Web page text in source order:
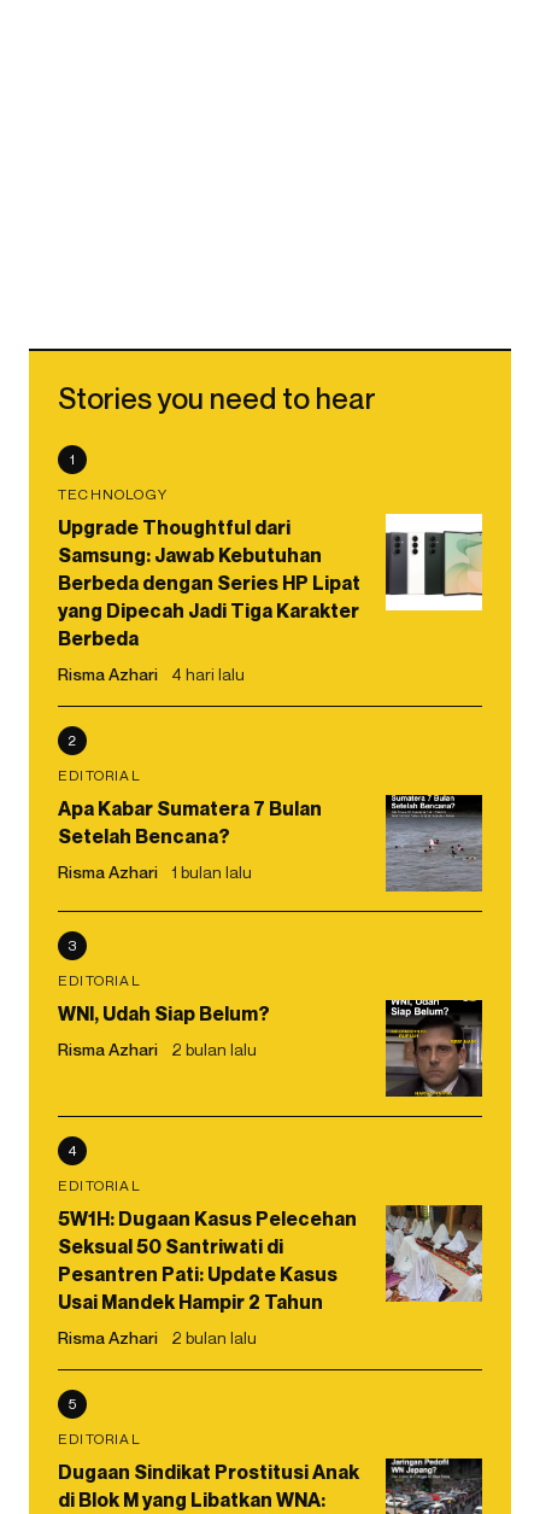
Stories you need to hear
1
TECHNOLOGY
Upgrade Thoughtful dari
Samsung: Jawab Kebutuhan
Berbeda dengan Series HP Lipat
yang Dipecah Jadi Tiga Karakter
Berbeda
Risma Azhari 4 hari lalu
2
EDITORIAL
Apa Kabar Sumatera 7 Bulan
Setelah Bencana?
Risma Azhari 1 bulan lalu
3
EDITORIAL
WNI, Udah Siap Belum?
Risma Azhari 2 bulan lalu
4
EDITORIAL
5W1H: Dugaan Kasus Pelecehan
Seksual 50 Santriwati di
Pesantren Pati: Update Kasus
Usai Mandek Hampir 2 Tahun
Risma Azhari 2 bulan lalu
5
EDITORIAL
Dugaan Sindikat Prostitusi Anak
di Blok M yang Libatkan WNA: